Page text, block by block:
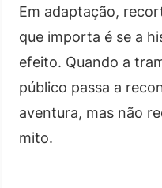
Em adaptação,
que importa é se a
efeito. Quando a
público passa a
aventura, mas não
mito.